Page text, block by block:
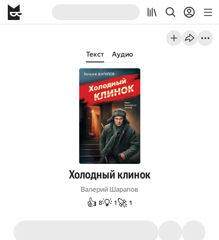
Текст Аудио
Холодный клинок
Валерий Шарапов
👍 8💡 1 🚀 1